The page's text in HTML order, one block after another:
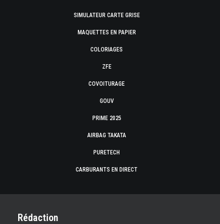
SIMULATEUR CARTE GRISE
MAQUETTES EN PAPIER
COLORIAGES
ZFE
COVOITURAGE
GOUV
PRIME 2025
AIRBAG TAKATA
PURETECH
CARBURANTS EN DIRECT
Rédaction